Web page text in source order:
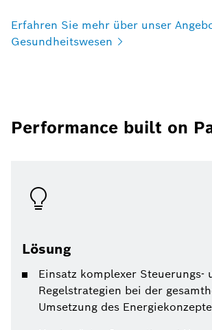
Erfahren Sie mehr über unser
Gesundheitswesen
Performance built on
Lösung
Einsatz komplexer Steuerungs-
Regelstrategien bei der
Umsetzung des